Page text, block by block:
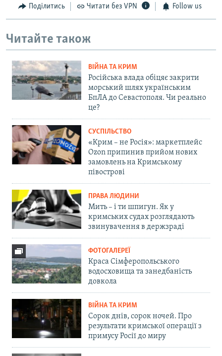
Поділитись Читати без VPN Follow us
Читайте також
ВІЙНА ТА КРИМ
Російська влада обіцяє закрити
морський шлях українським
БпЛА до Севастополя. Чи реально
це?
СУСПІЛЬСТВО
«Крим – не Росія»: маркетплейс
Ozon припинив прийом нових
замовлень на Кримському
півострові
ПРАВА ЛЮДИНИ
Мить – і ти шпигун. Як у
кримських судах розглядають
звинувачення в держзраді
ФОТОГАЛЕРЕЇ
Краса Сімферопольського
водосховища та занедбаність
довкола
ВІЙНА ТА КРИМ
Сорок днів, сорок ночей. Про
результати кримської операції з
примусу Росії до миру